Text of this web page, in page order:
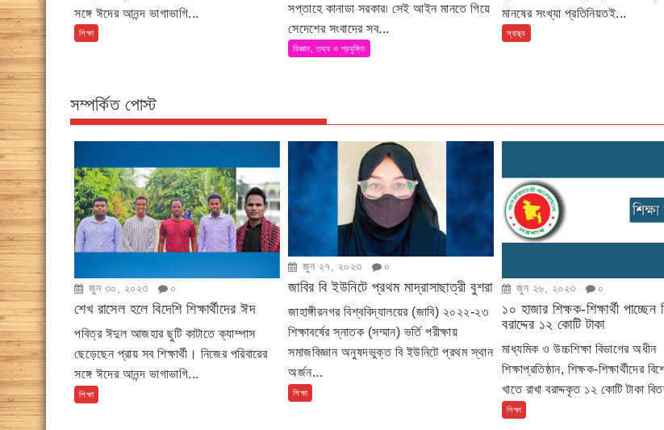
সঙ্গে ঈদের আনন্দ ভাগাভাগি...
শিক্ষা
সপ্তাহে কানাডা সরকার৷ সেই আইন মানতে গিয়ে
সেদেশের সংবাদের সব...
বিজ্ঞান, তথ্য ও প্রযুক্তি
মানষের সংখ্যা প্রতিনিয়তই...
স্বাস্থ্য
সম্পর্কিত পোস্ট
জুন ৩০, ২০২৩ ০
শেখ রাসেল হলে বিদেশি শিক্ষার্থীদের ঈদ
পবিত্র ঈদুল আজহার ছুটি কাটাতে ক্যাম্পাস
ছেড়েছেন প্রায় সব শিক্ষার্থী। নিজের পরিবারের
সঙ্গে ঈদের আনন্দ ভাগাভাগি...
শিক্ষা
জুন ২৭, ২০২৩ ০
জাবির বি ইউনিটে প্রথম মাদ্রাসাছাত্রী বুশরা
জাহাঙ্গীরনগর বিশ্ববিদ্যালয়ের (জাবি) ২০২২-২৩
শিক্ষাবর্ষের স্নাতক (সম্মান) ভর্তি পরীক্ষায়
সমাজবিজ্ঞান অনুষদভুক্ত বি ইউনিটে প্রথম স্থান
অর্জন...
শিক্ষা
জুন ২৬, ২০২৩ ০
১০ হাজার শিক্ষক-শিক্ষার্থী পাচ্ছেন
বরাদ্দের ১২ কোটি টাকা
মাধ্যমিক ও উচ্চশিক্ষা বিভাগের অধীন
শিক্ষাপ্রতিষ্ঠান, শিক্ষক-শিক্ষার্থীদের
খাতে রাখা বরাদ্দকৃত ১২ কোটি টাকা
শিক্ষা